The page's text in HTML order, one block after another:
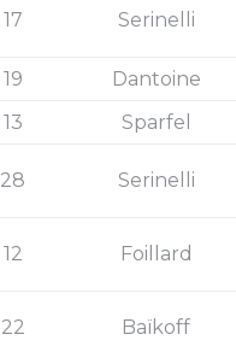
17 Serinelli
19
Dantoine
13 Sparfel
28 Serinelli
12 Foillard
22 Baïkoff